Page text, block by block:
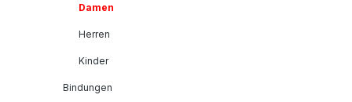
Damen
Herren
Kinder
Bindungen